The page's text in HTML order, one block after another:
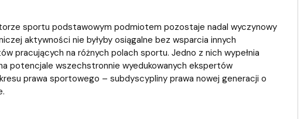
sportu podstawowym podmiotem pozostaje nadal wyczynowy
aktywności nie byłyby osiągalne bez wsparcia innych
pracujących na różnych polach sportu. Jedno z nich wypełnia
potencjale wszechstronnie wyedukowanych ekspertów
prawa sportowego – subdyscypliny prawa nowej generacji o